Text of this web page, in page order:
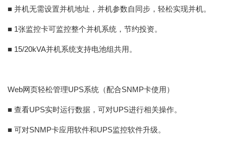
■ 并机无需设置并机地址，并机参数自同步，轻松实现并机。
■ 1张监控卡可监控整个并机系统，节约投资。
■ 15/20kVA并机系统支持电池组共用。
Web网页轻松管理UPS系统（配合SNMP卡使用）
■ 查看UPS实时运行数据，可对UPS进行相关操作。
■ 可对SNMP卡应用软件和UPS监控软件升级。